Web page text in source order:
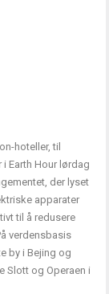
hoteller, til
Earth Hour lørdag
der lyset
apparater
til å redusere
verdensbasis
by i Bejing og
Slott og Operaen i